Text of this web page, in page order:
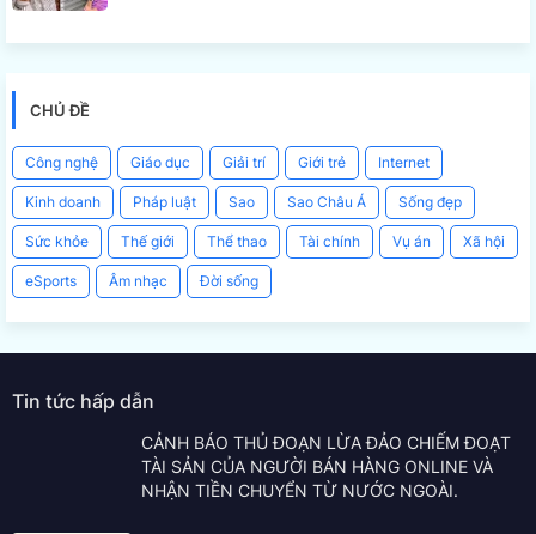
CHỦ ĐỀ
Công nghệ Giáo dục Giải trí Giới trẻ Internet
Kinh doanh Pháp luật Sao Sao Châu Á Sống đẹp
Sức khỏe Thế giới Thể thao Tài chính Vụ án Xã hội
eSports Âm nhạc Đời sống
Tin tức hấp dẫn
CẢNH BÁO THỦ ĐOẠN LỪA ĐẢO CHIẾM ĐOẠT
TÀI SẢN CỦA NGƯỜI BÁN HÀNG ONLINE VÀ
NHẬN TIỀN CHUYỂN TỪ NƯỚC NGOÀI.